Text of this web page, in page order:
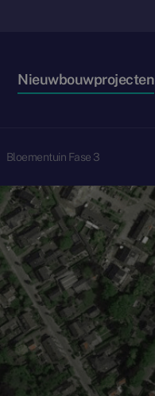
Nieuwbouwprojecten
Bloementuin Fase 3